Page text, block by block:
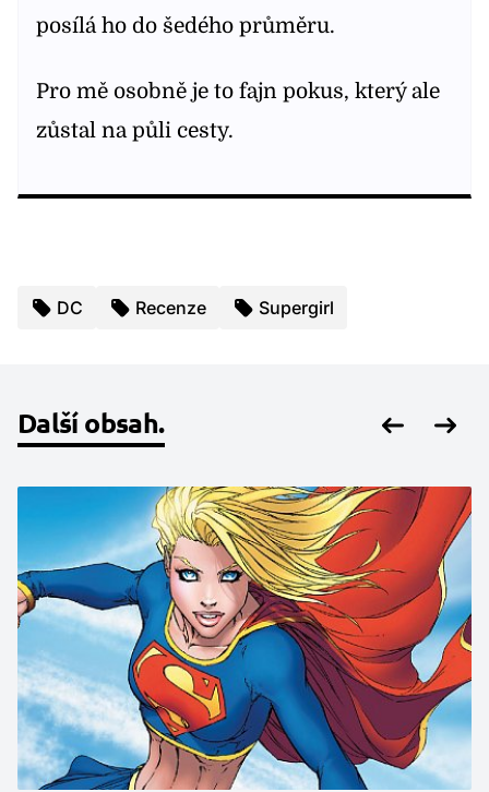
posílá ho do šedého průměru.
Pro mě osobně je to fajn pokus, který ale
zůstal na půli cesty.
DC Recenze Supergirl
Další obsah.